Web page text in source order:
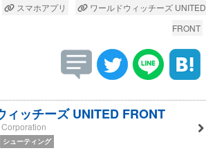
スマホアプリ
ワールドウィッチーズ UNITED
FRONT
ィッチーズ UNITED FRONT
シューティング